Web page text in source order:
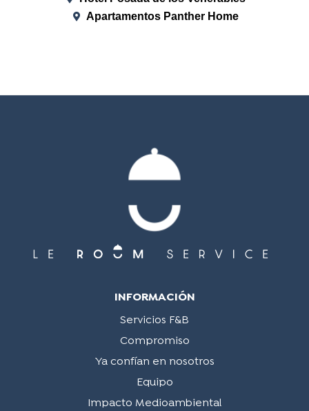
Apartamentos Panther Home
INFORMACIÓN
Servicios F&B
Compromiso
Ya confían en nosotros
Equipo
Impacto Medioambiental